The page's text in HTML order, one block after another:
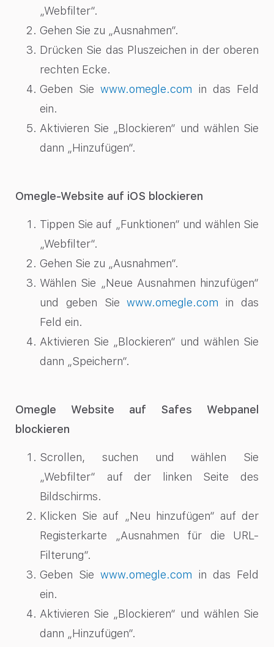
„Webfilter“.
Gehen Sie zu „Ausnahmen“.
Drücken Sie das Pluszeichen in der oberen
rechten Ecke.
Geben Siewww.omegle.com in das Feld
ein.
Aktivieren Sie „Blockieren“ und wählen Sie
dann „Hinzufügen“.
Omegle-Website auf iOS blockieren
Tippen Sie auf „Funktionen“ und wählen Sie
„Webfilter“.
Gehen Sie zu „Ausnahmen“.
Wählen Sie „Neue Ausnahmen hinzufügen“
und geben Siewww.omegle.com in das
Feld ein.
Aktivieren Sie „Blockieren“ und wählen Sie
dann „Speichern“.
Omegle Website auf Safes Webpanel
blockieren
Scrollen, suchen und wählen Sie
„Webfilter“ auf der linken Seite des
Bildschirms.
Klicken Sie auf „Neu hinzufügen“ auf der
Registerkarte „Ausnahmen für die URL-
Filterung“.
Geben Siewww.omegle.com in das Feld
ein.
Aktivieren Sie „Blockieren“ und wählen Sie
dann „Hinzufügen“.